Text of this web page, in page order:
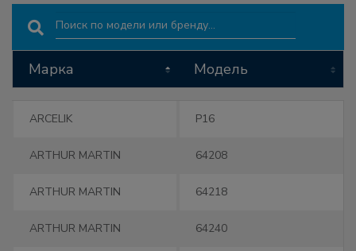
Search:
Марка Модель
Марка Модель
ARCELIK P16
ARTHUR MARTIN 64208
ARTHUR MARTIN 64218
ARTHUR MARTIN 64240